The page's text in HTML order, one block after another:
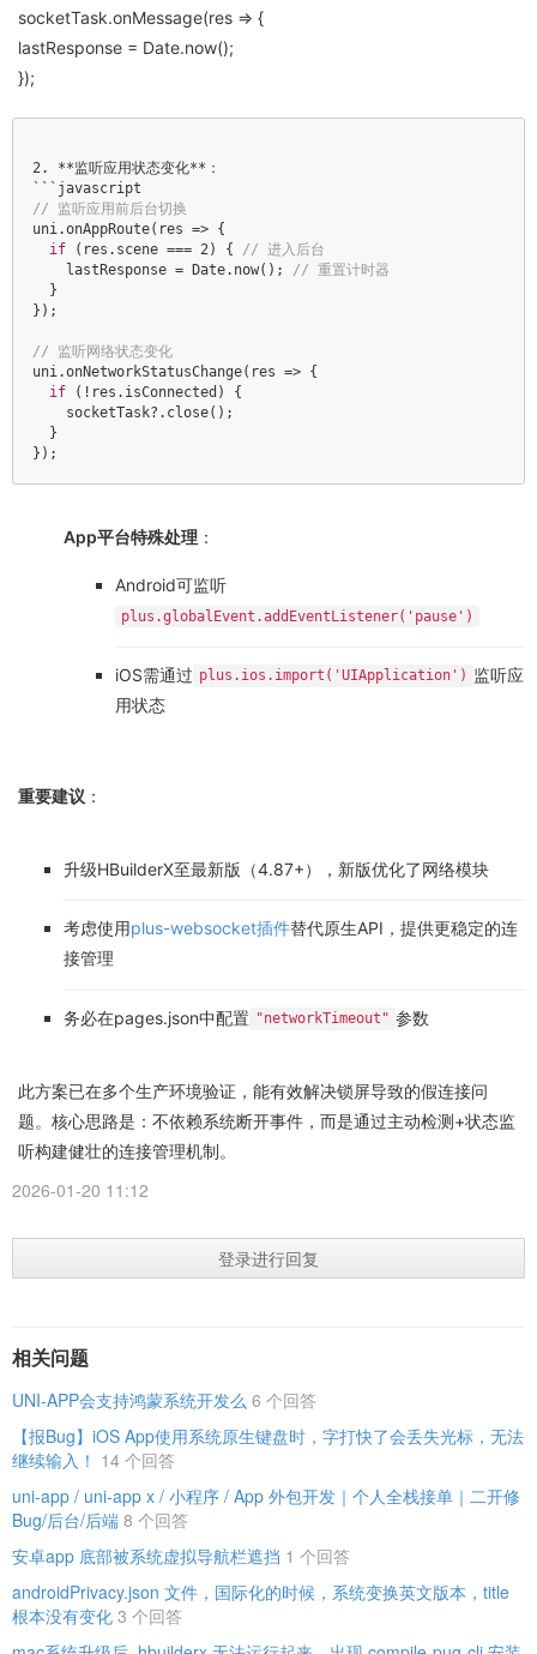
socketTask.onMessage(res => {
lastResponse = Date.now();
});
2.
**监听应用状态变化**：
```
// 监听应用前后台切换
uni.onAppRoute( res => {
if (res.scene === 2) { // 进入后台
    lastResponse =
Date.now(); // 重置计时器
  }
});
// 监听网络状态变化
uni.onNetworkStatusChange( res => {
if (!res.isConnected) {
    socketTask?.close();
  }
});
App平台特殊处理 ：
Android可监听
plus.globalEvent.addEventListener('pause')
iOS需通过 plus.ios.import('UIApplication') 监听应
用状态
重要建议 ：
升级HBuilderX至最新版（4.87+），新版优化了网络模块
考虑使用plus-websocket插件替代原生API，提供更稳定的连
接管理
务必在pages.json中配置 "networkTimeout" 参数
此方案已在多个生产环境验证，能有效解决锁屏导致的假连接问
题。核心思路是：不依赖系统断开事件，而是通过主动检测+状态监
听构建健壮的连接管理机制。
2026-01-20 11:12
登录进行回复
相关问题
UNI-APP会支持鸿蒙系统开发么 6 个回答
【报Bug】iOS App使用系统原生键盘时，字打快了会丢失光标，无法
继续输入！ 14 个回答
uni-app / uni-app x / 小程序 / App 外包开发｜个人全栈接单｜二开修
Bug/后台/后端 8 个回答
安卓app 底部被系统虚拟导航栏遮挡 1 个回答
androidPrivacy.json 文件，国际化的时候，系统变换英文版本，title
根本没有变化 3 个回答